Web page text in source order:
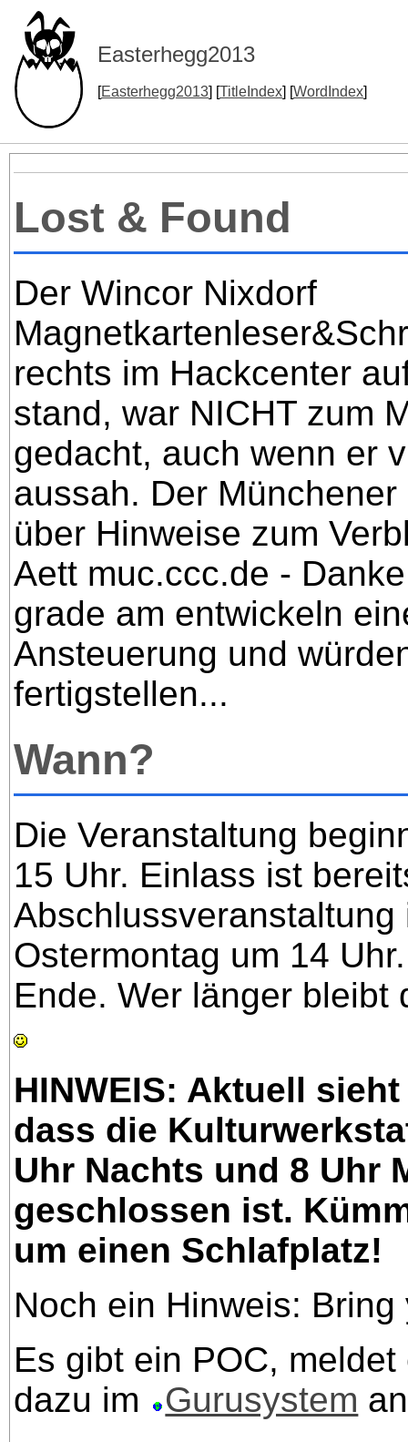
Easterhegg2013
[Easterhegg2013] [TitleIndex] [WordIndex]
Lost & Found
Der Wincor Nixdorf
rechts im Hackcenter
stand, war NICHT zum
gedacht, auch wenn er
aussah. Der
über Hinweise zum
Aett muc.ccc.de -
grade am entwickeln
Ansteuerung und
fertigstellen...
Wann?
Die Veranstaltung
15 Uhr. Einlass ist
Abschlussveranstaltung
Ostermontag um 14
Ende. Wer länger bleibt
HINWEIS: Aktuell
dass die
Uhr Nachts und 8 Uhr
geschlossen ist.
um einen Schlafplatz!
Noch ein Hinweis:
Es gibt ein POC, meldet
dazu im
Gurusystem